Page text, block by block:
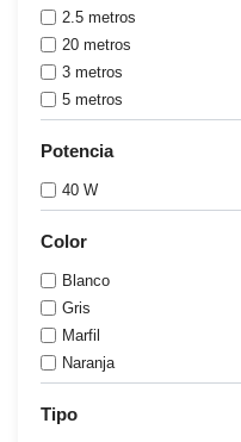
2.5 metros
20 metros
3 metros
5 metros
Potencia
40 W
Color
Blanco
Gris
Marfil
Naranja
Tipo